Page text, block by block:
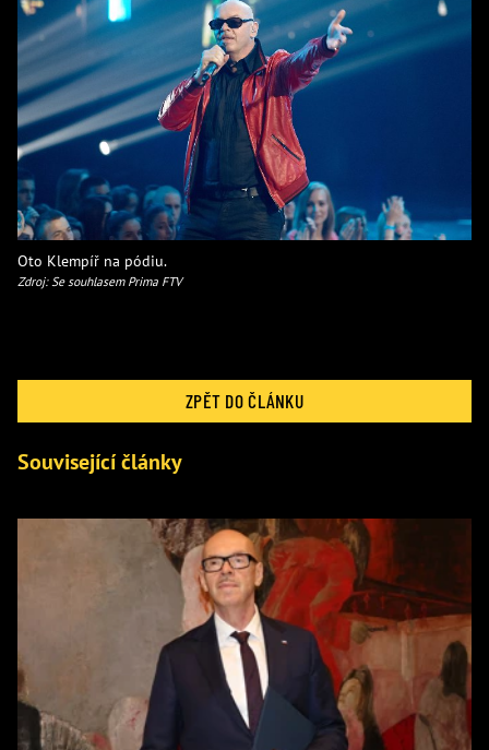
Oto Klempíř na pódiu.
Zdroj: Se souhlasem Prima FTV
ZPĚT DO ČLÁNKU
Související články